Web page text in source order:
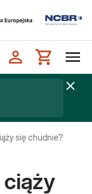
się chudnie?